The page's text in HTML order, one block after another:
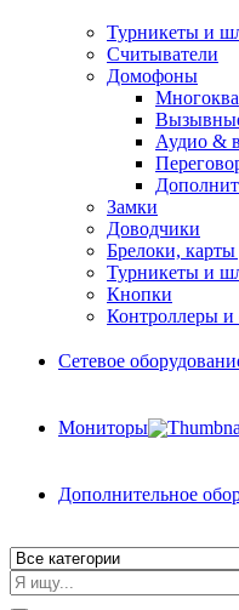
Турникеты и
Cчитыватели
Домофоны
Аудио &
Замки
Доводчики
Брелоки,
Турникеты и
Кнопки
Контроллеры и
Сетевое
Мониторы
Дополнительное